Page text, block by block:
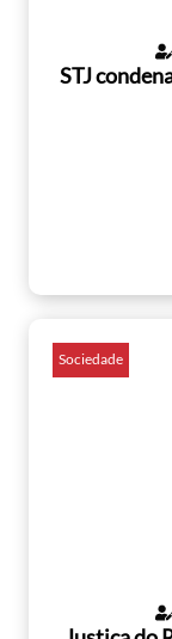
STJ
Sociedade